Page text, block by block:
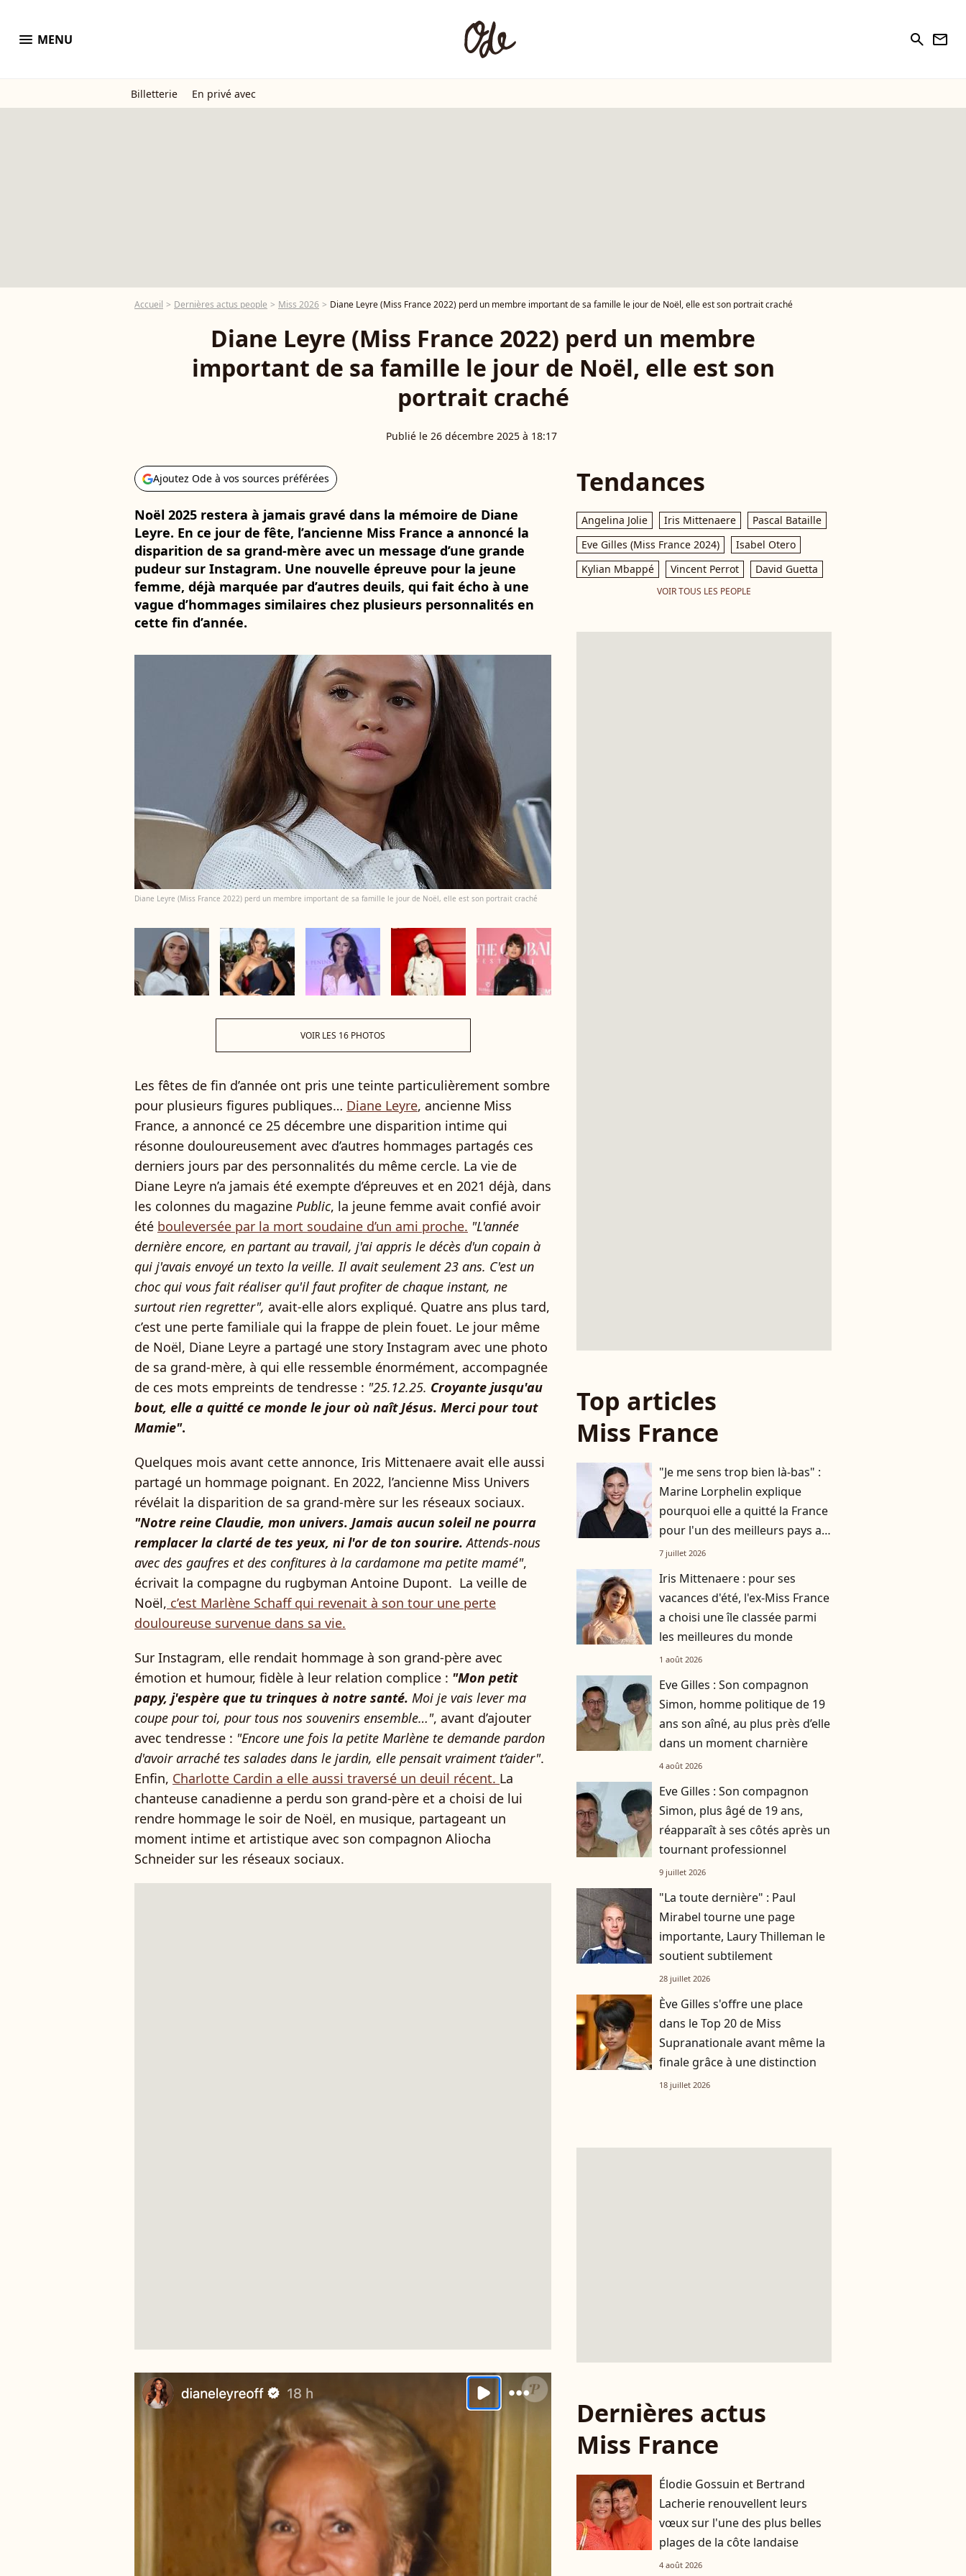
menu MENU search newsletter
Billetterie En privé avec
Accueil Dernières actus people Miss 2026 Diane Leyre (Miss France 2022) perd un membre important de sa famille le jour de Noël, elle est son portrait craché
Diane Leyre (Miss France 2022) perd un membre
important de sa famille le jour de Noël, elle est son
portrait craché
Publié le 26 décembre 2025 à 18:17
Ajoutez Ode à vos sources préférées
Noël 2025 restera à jamais gravé dans la mémoire de Diane
Leyre. En ce jour de fête, l’ancienne Miss France a annoncé la
disparition de sa grand-mère avec un message d’une grande
pudeur sur Instagram. Une nouvelle épreuve pour la jeune
femme, déjà marquée par d’autres deuils, qui fait écho à une
vague d’hommages similaires chez plusieurs personnalités en
cette fin d’année.
Diane Leyre (Miss France 2022) perd un membre important de sa famille le jour de Noël, elle est son portrait craché
VOIR LES 16 PHOTOS
Les fêtes de fin d’année ont pris une teinte particulièrement sombre
pour plusieurs figures publiques… Diane Leyre, ancienne Miss
France, a annoncé ce 25 décembre une disparition intime qui
résonne douloureusement avec d’autres hommages partagés ces
derniers jours par des personnalités du même cercle. La vie de
Diane Leyre n’a jamais été exempte d’épreuves et en 2021 déjà, dans
les colonnes du magazine Public, la jeune femme avait confié avoir
été bouleversée par la mort soudaine d’un ami proche. "L'année
dernière encore, en partant au travail, j'ai appris le décès d'un copain à
qui j'avais envoyé un texto la veille. Il avait seulement 23 ans. C'est un
choc qui vous fait réaliser qu'il faut profiter de chaque instant, ne
surtout rien regretter", avait-elle alors expliqué. Quatre ans plus tard,
c’est une perte familiale qui la frappe de plein fouet. Le jour même
de Noël, Diane Leyre a partagé une story Instagram avec une photo
de sa grand-mère, à qui elle ressemble énormément, accompagnée
de ces mots empreints de tendresse : "25.12.25. Croyante jusqu'au
bout, elle a quitté ce monde le jour où naît Jésus. Merci pour tout
Mamie".
Quelques mois avant cette annonce, Iris Mittenaere avait elle aussi
partagé un hommage poignant. En 2022, l’ancienne Miss Univers
révélait la disparition de sa grand-mère sur les réseaux sociaux.
"Notre reine Claudie, mon univers. Jamais aucun soleil ne pourra
remplacer la clarté de tes yeux, ni l'or de ton sourire. Attends-nous
avec des gaufres et des confitures à la cardamone ma petite mamé",
écrivait la compagne du rugbyman Antoine Dupont. La veille de
Noël, c’est Marlène Schaff qui revenait à son tour une perte
douloureuse survenue dans sa vie.
Sur Instagram, elle rendait hommage à son grand-père avec
émotion et humour, fidèle à leur relation complice : "Mon petit
papy, j'espère que tu trinques à notre santé. Moi je vais lever ma
coupe pour toi, pour tous nos souvenirs ensemble…", avant d’ajouter
avec tendresse : "Encore une fois la petite Marlène te demande pardon
d'avoir arraché tes salades dans le jardin, elle pensait vraiment t’aider".
Enfin, Charlotte Cardin a elle aussi traversé un deuil récent. La
chanteuse canadienne a perdu son grand-père et a choisi de lui
rendre hommage le soir de Noël, en musique, partageant un
moment intime et artistique avec son compagnon Aliocha
Schneider sur les réseaux sociaux.
Tendances
Angelina Jolie Iris Mittenaere
Pascal Bataille
Eve Gilles (Miss France 2024)
Isabel Otero
Kylian Mbappé
Vincent Perrot David Guetta
VOIR TOUS LES PEOPLE
Top articles
Miss France
"Je me sens trop bien là-bas" :
Marine Lorphelin explique
pourquoi elle a quitté la France
pour l'un des meilleurs pays au
monde
7 juillet 2026
Iris Mittenaere : pour ses
vacances d'été, l'ex-Miss France
a choisi une île classée parmi
les meilleures du monde
1 août 2026
Eve Gilles : Son compagnon
Simon, homme politique de 19
ans son aîné, au plus près d’elle
dans un moment charnière
4 août 2026
Eve Gilles : Son compagnon
Simon, plus âgé de 19 ans,
réapparaît à ses côtés après un
tournant professionnel
9 juillet 2026
"La toute dernière" : Paul
Mirabel tourne une page
importante, Laury Thilleman le
soutient subtilement
28 juillet 2026
Ève Gilles s'offre une place
dans le Top 20 de Miss
Supranationale avant même la
finale grâce à une distinction
18 juillet 2026
Dernières actus
Miss France
Élodie Gossuin et Bertrand
Lacherie renouvellent leurs
vœux sur l'une des plus belles
plages de la côte landaise
4 août 2026